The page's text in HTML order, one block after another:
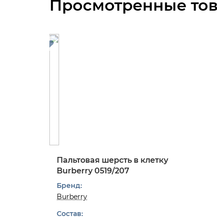
Просмотренные
Пальтовая шерсть в клетку
Burberry 0519/207
Бренд:
Burberry
Состав: